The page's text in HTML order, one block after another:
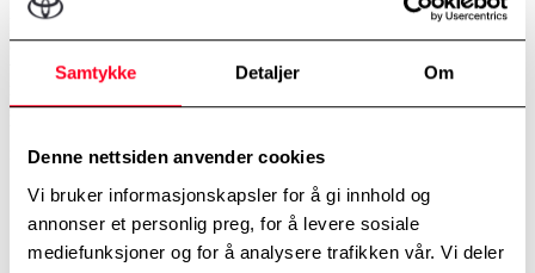
Samtykke Detaljer Om
Denne nettsiden anvender cookies
Vi bruker informasjonskapsler for å gi innhold og
annonser et personlig preg, for å levere sosiale
mediefunksjoner og for å analysere trafikken vår. Vi deler
ladeboksen. Ca. 70% av Norske boliger vil ha mulighet til 7,4 KW,
ca. 25% vil ha mulighet for 22 KW. I noen enkelte tilfeller (ca. 5%)
vil lokale forhold medføre under 7,4 KW. Som kunde vil du få den
raskeste mulige løsningen med eksiterende kapasitet i ditt
sikringsskap/bolig/område. Det vil si at våre ladebokser ikke er
mulig.